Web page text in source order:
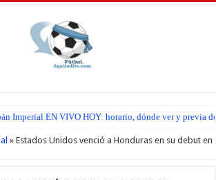
Imperial EN VIVO HOY: horario, dónde ver y previa
» Estados Unidos venció a Honduras en su debut en